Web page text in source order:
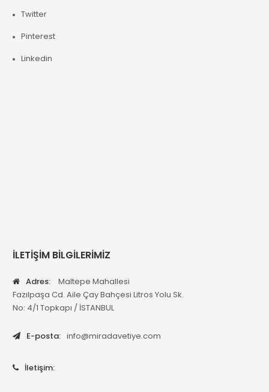
Twitter
Pinterest
Linkedin
İLETİŞİM BİLGİLERİMİZ
Adres:
Maltepe Mahallesi
Fazılpaşa Cd. Aile Çay Bahçesi Litros Yolu Sk.
No: 4/1 Topkapı / İSTANBUL
E-posta: info@miradavetiye.com
İletişim: